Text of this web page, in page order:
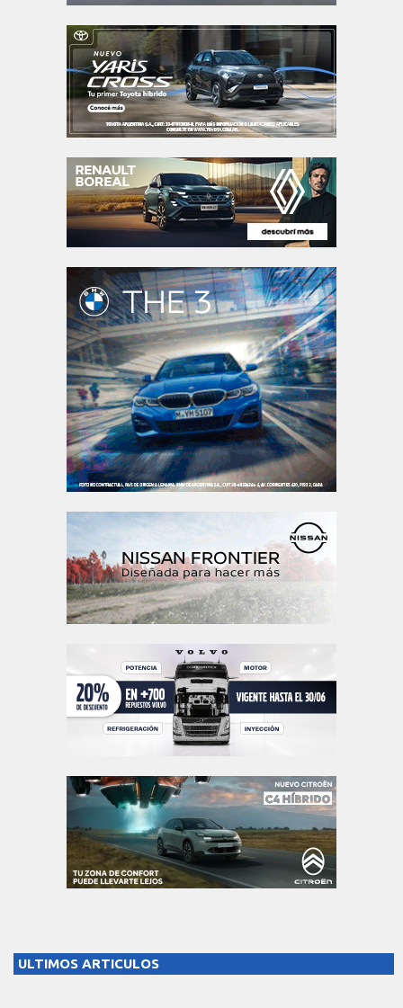
ULTIMOS ARTICULOS